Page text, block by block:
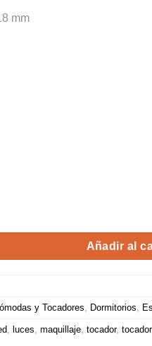
mm
Añadir al
y Tocadores Dormitorios
luces maquillaje tocador,